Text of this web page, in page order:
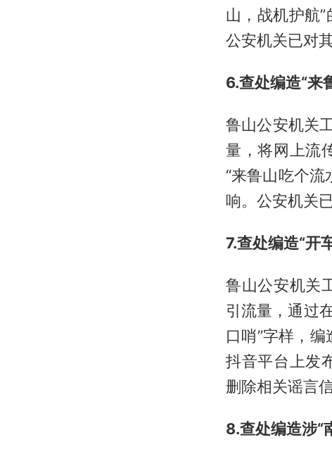
山，战机护航
公安机关已对
6.查处编造“来
鲁山公安机关
量，将网上流
“来鲁山吃个
响。公安机关
7.查处编造“开
鲁山公安机关
引流量，通过
口哨”字样，
抖音平台上发
删除相关谣言信
8.查处编造涉“